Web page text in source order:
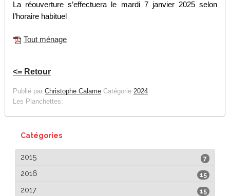
La réouverture s’effectuera le mardi 7 janvier 2025 selon
l’horaire habituel
Tout ménage
<= Retour
Publié par Christophe CalameCatégorie 2024
Les Planchettes:
Catégories
7
2015
15
2016
15
2017